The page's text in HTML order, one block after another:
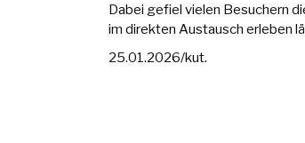
Dabei gefiel vielen Besuchern
im direkten Austausch erleben
25.01.2026/kut.